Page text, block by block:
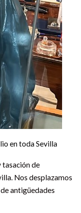
en toda Sevilla
tasación de
Nos desplazamos
antigüedades